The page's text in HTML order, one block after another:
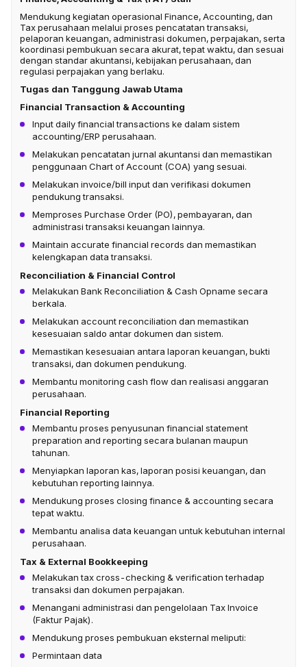
Mendukung kegiatan operasional Finance, Accounting, dan
Tax perusahaan melalui proses pencatatan transaksi,
pelaporan keuangan, administrasi dokumen, perpajakan, serta
koordinasi pembukuan secara akurat, tepat waktu, dan sesuai
dengan standar akuntansi, kebijakan perusahaan, dan
regulasi perpajakan yang berlaku.
Tugas dan Tanggung Jawab Utama
Financial Transaction & Accounting
Input daily financial transactions ke dalam sistem
accounting/ERP perusahaan.
Melakukan pencatatan jurnal akuntansi dan memastikan
penggunaan Chart of Account (COA) yang sesuai.
Melakukan invoice/bill input dan verifikasi dokumen
pendukung transaksi.
Memproses Purchase Order (PO), pembayaran, dan
administrasi transaksi keuangan lainnya.
Maintain accurate financial records dan memastikan
kelengkapan data transaksi.
Reconciliation & Financial Control
Melakukan Bank Reconciliation & Cash Opname secara
berkala.
Melakukan account reconciliation dan memastikan
kesesuaian saldo antar dokumen dan sistem.
Memastikan kesesuaian antara laporan keuangan, bukti
transaksi, dan dokumen pendukung.
Membantu monitoring cash flow dan realisasi anggaran
perusahaan.
Financial Reporting
Membantu proses penyusunan financial statement
preparation and reporting secara bulanan maupun
tahunan.
Menyiapkan laporan kas, laporan posisi keuangan, dan
kebutuhan reporting lainnya.
Mendukung proses closing finance & accounting secara
tepat waktu.
Membantu analisa data keuangan untuk kebutuhan internal
perusahaan.
Tax & External Bookkeeping
Melakukan tax cross-checking & verification terhadap
transaksi dan dokumen perpajakan.
Menangani administrasi dan pengelolaan Tax Invoice
(Faktur Pajak).
Mendukung proses pembukuan eksternal meliputi:
Permintaan data